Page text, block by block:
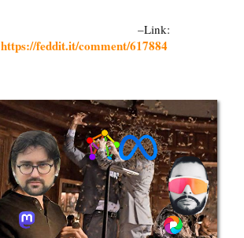
Link:
https://feddit.it/comment/617884